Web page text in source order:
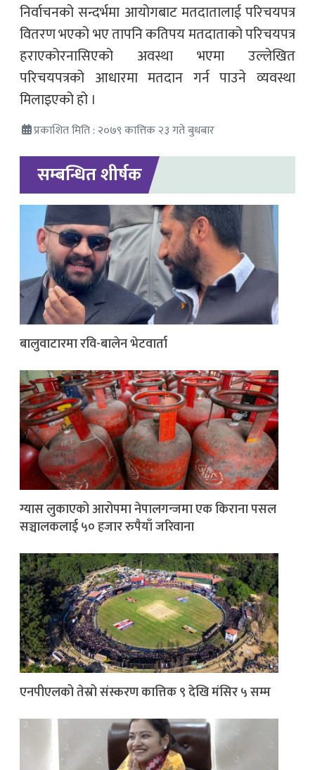
निर्वाचनको सन्दर्भमा आयोगबाट मतदातालाई परिचयपत्र
वितरण भएको भए तापनि कतिपय मतदाताको परिचयपत्र
हराएकोरनासिएको अवस्था भएमा उल्लेखित
परिचयपत्रको आधारमा मतदान गर्न पाउने व्यवस्था
मिलाइएको हो ।
प्रकाशित मिति : २०७९ कात्तिक २३ गते बुधबार
सम्बन्धित शीर्षक
बालुवाटारमा रवि-बालेन भेटवार्ता
ग्यास लुकाएको आरोपमा नेपालगन्जमा एक किराना पसल
सञ्चालकलाई ५० हजार रुपैयाँ जरिवाना
एनपीएलको तेस्रो संस्करण कात्तिक ९ देखि मंसिर ५ सम्म